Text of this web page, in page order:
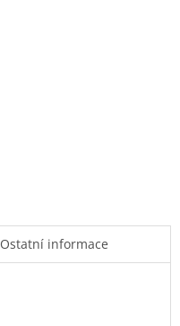
Ostatní informace